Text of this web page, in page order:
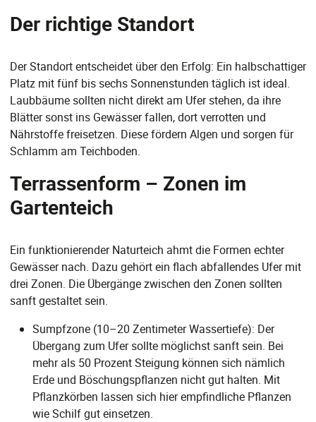
Der richtige Standort
Der Standort entscheidet über den Erfolg: Ein halbschattiger
Platz mit fünf bis sechs Sonnenstunden täglich ist ideal.
Laubbäume sollten nicht direkt am Ufer stehen, da ihre
Blätter sonst ins Gewässer fallen, dort verrotten und
Nährstoffe freisetzen. Diese fördern Algen und sorgen für
Schlamm am Teichboden.
Terrassenform – Zonen im
Gartenteich
Ein funktionierender Naturteich ahmt die Formen echter
Gewässer nach. Dazu gehört ein flach abfallendes Ufer mit
drei Zonen. Die Übergänge zwischen den Zonen sollten
sanft gestaltet sein.
Sumpfzone (10–20 Zentimeter Wassertiefe): Der
Übergang zum Ufer sollte möglichst sanft sein. Bei
mehr als 50 Prozent Steigung können sich nämlich
Erde und Böschungspflanzen nicht gut halten. Mit
Pflanzkörben lassen sich hier empfindliche Pflanzen
wie Schilf gut einsetzen.